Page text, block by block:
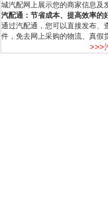
城汽配网上展示您的商家信息及
汽配通：节省成本、提高效率的
通过汽配通，您可以直接发布、
件，免去网上采购的物流、真假
>>>